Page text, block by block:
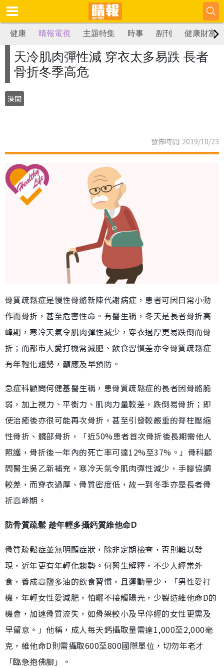
健康 晴報電視 主題特集 時事 副刊 健康財富
天冷肌肉彈性減 穿衣太多易跌 長者
骨折冬季高危
港聞
發佈時間: 2019/10/23
骨質疏鬆症是慢性骨骼新陳代謝病症，患者可因日常小動
作而骨折，甚至危害性命。有醫生稱，冬天是長者骨折高
峰期，寒冷天氣令肌肉彈性減少，穿衣過厚更易跌倒而骨
折；而都市人愛打機常減肥、飲食習慣差亦令骨質疏鬆症
有年輕化趨勢，籲應及早預防。
急症科顧問何健基醫生稱，患骨質疏鬆症的長者因骨骼脆
弱，加上視力、平衡力、肌肉力量較差，跌倒易骨折；即
使治癒後亦很可能再次骨折，甚至引發較嚴重的脊柱壓縮
性骨折、髖部骨折，「近50%患者首次骨折後長期需他人
照護，骨折後一年內的死亡率可達12%至37%。」骨科顧
問醫生吳乙新補充，寒冷天氣令肌肉彈性減少，手腳協調
較差，而穿衣過厚、骨質密度低，故一到冬季亦是長者骨
折高峰期。
防骨質疏鬆 趁年輕多攝鈣質維他命D
骨質疏鬆症並無明顯症狀，除非定期檢查，否則難以發
現，近年更有年輕化趨勢。何醫生解釋，不少人經常外
食，養成高鹽多油的飲食習慣，且運動量少，「男性愛打
機，年輕女性愛減肥，怕曬不接觸陽光，少製造維他命D的
機會，加速骨質流失，如骨架較小及早停經的女性更需及
早留意。」他稱，成人每天鈣攝取量需達1,000至2,000毫
克，維他命D則需攝取600至800國際單位，切勿年老才
「臨急抱佛腳」。